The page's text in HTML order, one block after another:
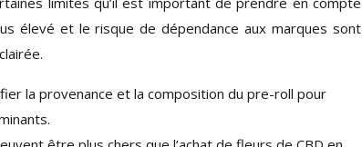
élevé et le risque de dépendance aux marques sont
la provenance et la composition du pre-roll pour